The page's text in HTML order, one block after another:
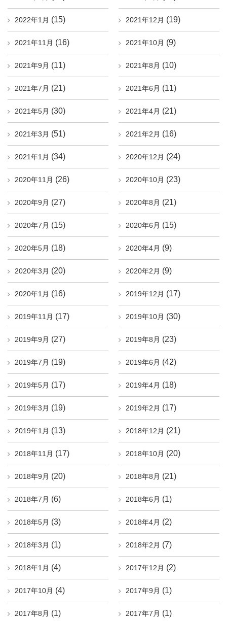
2022年1月 (15) 2021年12月 (19)
2021年11月 (16) 2021年10月 (9)
2021年9月 (11) 2021年8月 (10)
2021年7月 (21) 2021年6月 (11)
2021年5月 (30) 2021年4月 (21)
2021年3月 (51) 2021年2月 (16)
2021年1月 (34) 2020年12月 (24)
2020年11月 (26) 2020年10月 (23)
2020年9月 (27) 2020年8月 (21)
2020年7月 (15) 2020年6月 (15)
2020年5月 (18) 2020年4月 (9)
2020年3月 (20) 2020年2月 (9)
2020年1月 (16) 2019年12月 (17)
2019年11月 (17) 2019年10月 (30)
2019年9月 (27) 2019年8月 (23)
2019年7月 (19) 2019年6月 (42)
2019年5月 (17) 2019年4月 (18)
2019年3月 (19) 2019年2月 (17)
2019年1月 (13) 2018年12月 (21)
2018年11月 (17) 2018年10月 (20)
2018年9月 (20) 2018年8月 (21)
2018年7月 (6) 2018年6月 (1)
2018年5月 (3) 2018年4月 (2)
2018年3月 (1) 2018年2月 (7)
2018年1月 (4) 2017年12月 (2)
2017年10月 (4) 2017年9月 (1)
2017年8月 (1) 2017年7月 (1)